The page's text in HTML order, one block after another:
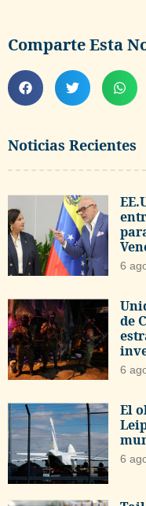
Noticias Recientes
6
de
6
El
6
Comparte Esta